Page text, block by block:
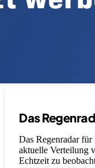
Das
Das Regenradar
aktuelle Verteilung
Echtzeit zu